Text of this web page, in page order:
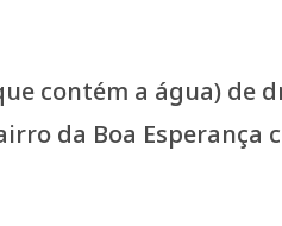
contém a água) de
da Boa Esperança